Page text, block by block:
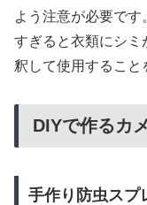
よう注意が必要で
すぎると衣類にシミ
釈して使用すること
DIYで作るカ
手作り防虫スプ